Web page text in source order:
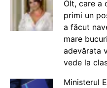
Olt, care a
primi un
a făcut
mare
adevărata
vede la
Ministerul